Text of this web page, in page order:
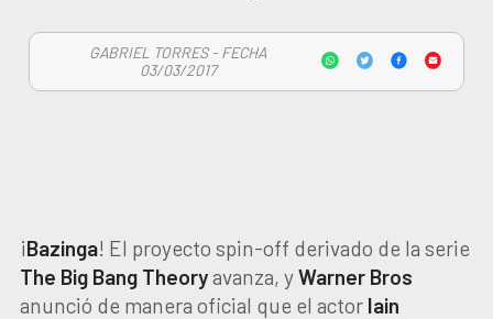
GABRIEL TORRES - FECHA
03/03/2017
¡Bazinga! El proyecto spin-off derivado de la serie
The Big Bang Theoryavanza, yWarner Bros
anunció de manera oficial que el actor Iain